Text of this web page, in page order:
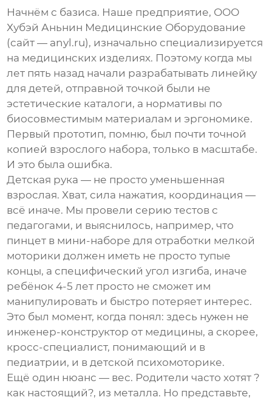
Начнём с базиса. Наше предприятие, ООО
Хубэй Аньнин Медицинские Оборудование
(сайт — anyl.ru), изначально специализируется
на медицинских изделиях. Поэтому когда мы
лет пять назад начали разрабатывать линейку
для детей, отправной точкой были не
эстетические каталоги, а нормативы по
биосовместимым материалам и эргономике.
Первый прототип, помню, был почти точной
копией взрослого набора, только в масштабе.
И это была ошибка.
Детская рука — не просто уменьшенная
взрослая. Хват, сила нажатия, координация —
всё иначе. Мы провели серию тестов с
педагогами, и выяснилось, например, что
пинцет в мини-наборе для отработки мелкой
моторики должен иметь не просто тупые
концы, а специфический угол изгиба, иначе
ребёнок 4-5 лет просто не сможет им
манипулировать и быстро потеряет интерес.
Это был момент, когда понял: здесь нужен не
инженер-конструктор от медицины, а скорее,
кросс-специалист, понимающий и в
педиатрии, и в детской психомоторике.
Ещё один нюанс — вес. Родители часто хотят ?
как настоящий?, из металла. Но представьте,